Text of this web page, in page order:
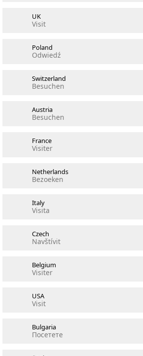
UK
Visit
Poland
Odwiedź
Switzerland
Besuchen
Austria
Besuchen
France
Visiter
Netherlands
Bezoeken
Italy
Visita
Czech
Navštívit
Belgium
Visiter
USA
Visit
Bulgaria
Посетете